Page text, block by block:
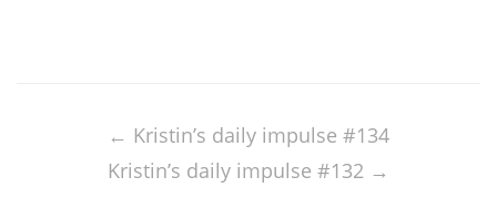
navigation
← Kristin’s daily impulse #134
Kristin’s daily impulse #132 →